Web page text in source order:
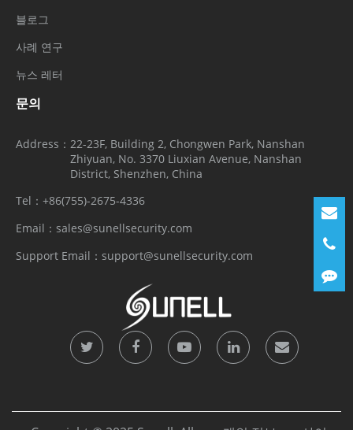
블로그
사례 연구
뉴스 레터
문의
Address： 22-23F, Building 2, Chongwen Park, Nanshan
Zhiyuan, No. 3370 Liuxian Avenue, Nanshan
District, Shenzhen, China
Tel： +86(755)-2675-4336
Email： sales@sunellsecurity.com
Support Email： support@sunellsecurity.com